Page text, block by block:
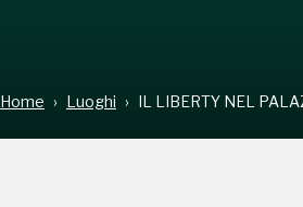
Home Luoghi IL LIBERTY NEL